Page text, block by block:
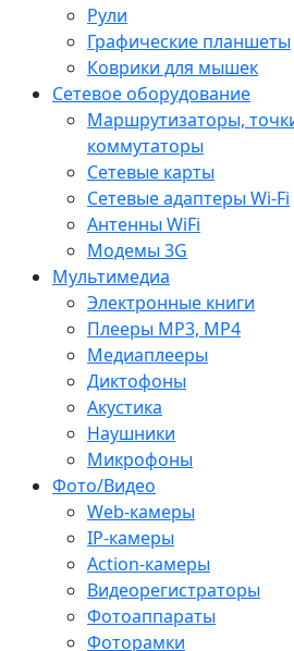
Рули
Графические планшеты
Коврики для мышек
Сетевое оборудование
Маршрутизаторы,
коммутаторы
Сетевые карты
Сетевые адаптеры Wi-Fi
Антенны WiFi
Модемы 3G
Мультимедиа
Электронные книги
Плееры MP3, MP4
Медиаплееры
Диктофоны
Акустика
Наушники
Микрофоны
Фото/Видео
Web-камеры
IP-камеры
Action-камеры
Видеорегистраторы
Фотоаппараты
Фоторамки